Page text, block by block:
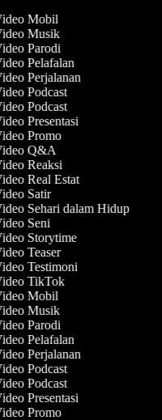
Mobil
Musik
Parodi
Pelafalan
Perjalanan
Podcast
Podcast
Presentasi
Promo
Q&A
Reaksi
Real Estat
Satir
Sehari dalam Hidup
Seni
Storytime
Teaser
Testimoni
TikTok
Mobil
Musik
Parodi
Pelafalan
Perjalanan
Podcast
Podcast
Presentasi
Promo